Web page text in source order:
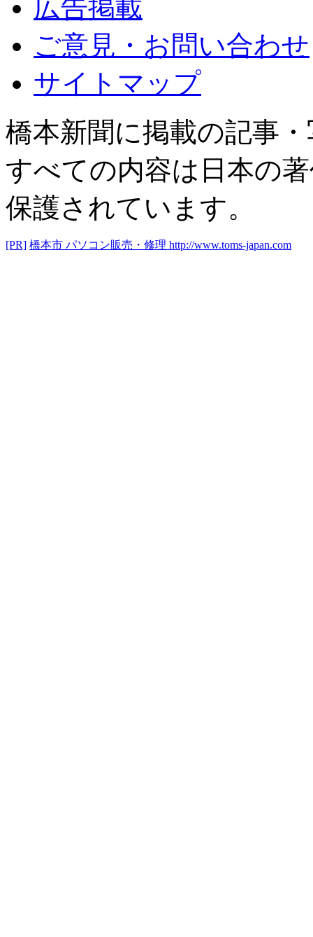
広告掲載
ご意見・お問い合わせ
サイトマップ
橋本新聞に掲載の記事
すべての内容は日本の
保護されています。
[PR] 橋本市 パソコン販売・修理 http://www.toms-japan.com